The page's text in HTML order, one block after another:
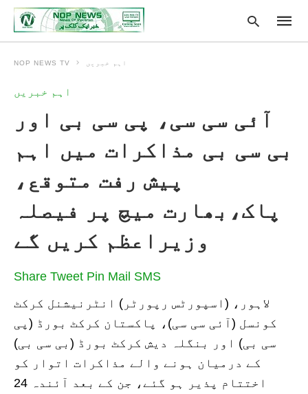
and
hit
NOP NEWS TV اہم خبریں
اہم خبریں
آئی سی سی، پی سی بی اور
بی سی بی مذاکرات میں اہم
پیش رفت متوقع،
پاک،بھارت میچ پر فیصلہ
وزیراعظم کریں گے
Share Tweet Pin Mail SMS
لاہور، (اسپورٹس رپورٹر) انٹرنیشنل کرکٹ
کونسل (آئی سی سی)، پاکستان کرکٹ بورڈ (پی
سی بی) اور بنگلہ دیش کرکٹ بورڈ (بی سی بی)
کے درمیان ہونے والے مذاکرات اتوار کو
اختتام پذیر ہو گئے، جن کے بعد آئندہ 24